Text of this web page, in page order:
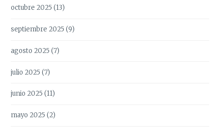
octubre 2025 (13)
septiembre 2025 (9)
agosto 2025 (7)
julio 2025 (7)
junio 2025 (11)
mayo 2025 (2)